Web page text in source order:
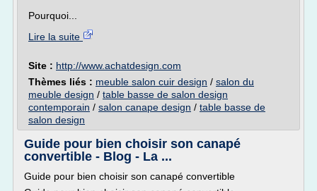
Pourquoi...
Lire la suite
Site : http://www.achatdesign.com
Thèmes liés : meuble salon cuir design / salon du
meuble design / table basse de salon design
contemporain / salon canape design / table basse de
salon design
Guide pour bien choisir son canapé
convertible - Blog - La ...
Guide pour bien choisir son canapé convertible